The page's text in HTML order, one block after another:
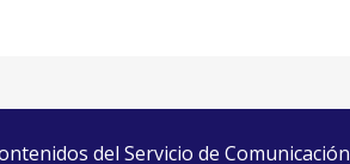
del Servicio de Comunicación